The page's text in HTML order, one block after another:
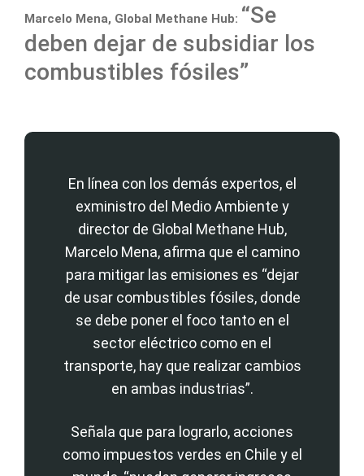
Marcelo Mena, Global Methane Hub: “Se
deben dejar de subsidiar los
combustibles fósiles”
En línea con los demás expertos, el
exministro del Medio Ambiente y
director de Global Methane Hub,
Marcelo Mena, afirma que el camino
para mitigar las emisiones es “dejar
de usar combustibles fósiles, donde
se debe poner el foco tanto en el
sector eléctrico como en el
transporte, hay que realizar cambios
en ambas industrias”.
Señala que para lograrlo, acciones
como impuestos verdes en Chile y el